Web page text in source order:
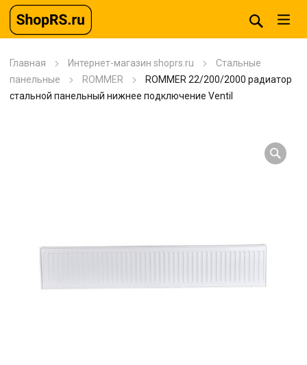
Главная Интернет-магазин shoprs.ru
Стальные
панельные
ROMMER
ROMMER 22/200/2000 радиатор
стальной панельный нижнее подключение Ventil